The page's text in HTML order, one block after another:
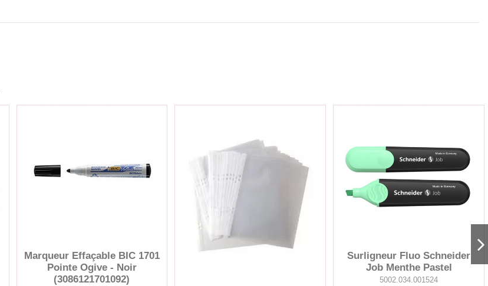
Marqueur Effaçable BIC 1701
Pointe Ogive - Noir
(3086121701092)
Surligneur Fluo Schneider
Job Menthe Pastel
5002.034.001524